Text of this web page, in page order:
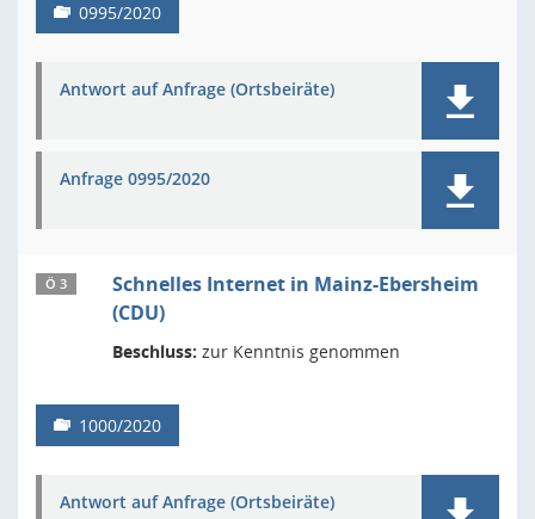
0995/2020
Antwort auf Anfrage (Ortsbeiräte)
Anfrage 0995/2020
Ö 3
Schnelles Internet in Mainz-Ebersheim
(CDU)
Beschluss: zur Kenntnis genommen
1000/2020
Antwort auf Anfrage (Ortsbeiräte)